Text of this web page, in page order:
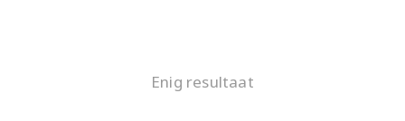
Enig resultaat